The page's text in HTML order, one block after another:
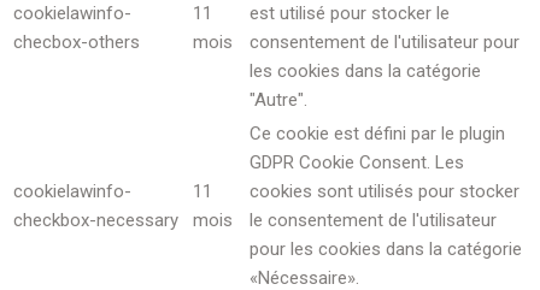
cookielawinfo-
checbox-others
11
mois
est utilisé pour stocker le
consentement de l'utilisateur pour
les cookies dans la catégorie
"Autre".
cookielawinfo-
checkbox-necessary
11
mois
Ce cookie est défini par le plugin
GDPR Cookie Consent. Les
cookies sont utilisés pour stocker
le consentement de l'utilisateur
pour les cookies dans la catégorie
«Nécessaire».